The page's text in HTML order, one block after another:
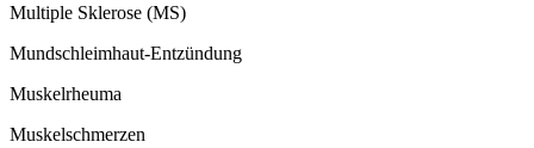
Multiple Sklerose (MS)
Mundschleimhaut-Entzündung
Muskelrheuma
Muskelschmerzen